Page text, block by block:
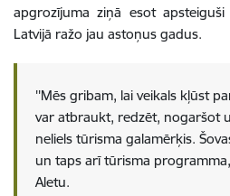
apgrozījuma ziņā esot
Latvijā ražo jau astoņus gadus.
''Mēs gribam, lai veikals kļūst
var atbraukt, redzēt, nogaršot
neliels tūrisma galamērķis.
un taps arī tūrisma
Aletu.